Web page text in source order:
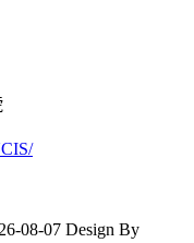
08-07 Design By